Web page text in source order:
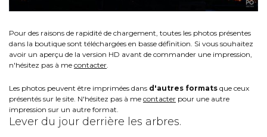
Pour des raisons de rapidité de chargement, toutes les photos présentes
dans la boutique sont téléchargées en basse définition. Si vous souhaitez
avoir un aperçu de la version HD avant de commander une impression,
n'hésitez pas à me contacter
Les photos peuvent être imprimées dans d'autres formats que ceux
présentés sur le site. N'hésitez pas à me contacter pour une autre
impression sur un autre format.
Lever du jour derrière les arbres.